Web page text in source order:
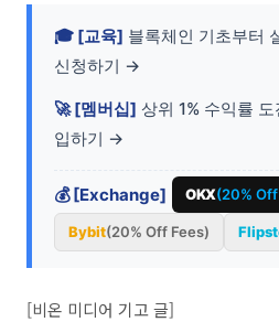
🎓 [교육] 블록체인 기초부터
신청하기 →
🚀 [멤버십] 상위 1% 수익률
입하기 →
💰 [Exchange] OKX(20%
Bybit(20% Off Fees)
[비온 미디어 기고 글]